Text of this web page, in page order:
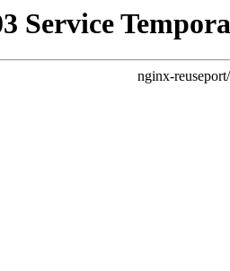
Service
nginx-